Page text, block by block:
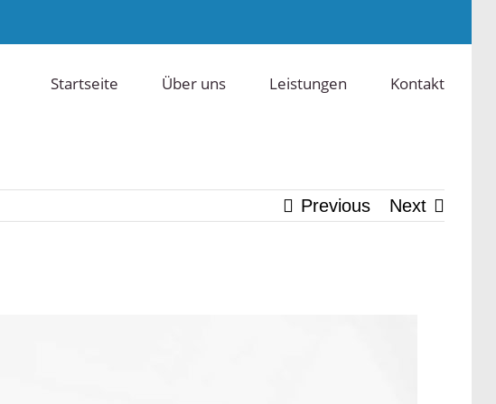
Startseite Über uns Leistungen Kontakt
Previous Next